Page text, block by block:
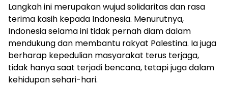
Langkah ini merupakan wujud solidaritas dan rasa
terima kasih kepada Indonesia. Menurutnya,
Indonesia selama ini tidak pernah diam dalam
mendukung dan membantu rakyat Palestina. Ia juga
berharap kepedulian masyarakat terus terjaga,
tidak hanya saat terjadi bencana, tetapi juga dalam
kehidupan sehari-hari.